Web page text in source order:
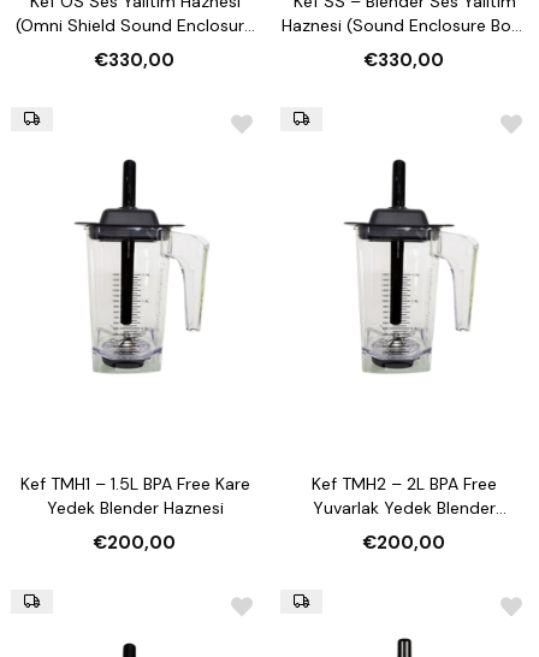
(Omni Shield Sound Enclosure
Box – 1.5L Jar)
€330,00
Haznesi (Sound Enclosure Box)
1.5L Kavanoz Uyumlu
€330,00
Kef TMH1 – 1.5L BPA Free Kare
Yedek Blender Haznesi
€200,00
Kef TMH2 – 2L BPA Free
Yuvarlak Yedek Blender
Haznesi
€200,00